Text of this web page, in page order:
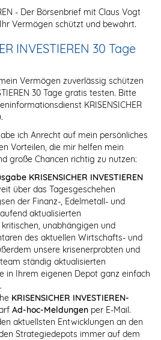
- Der Börsenbrief mit Claus Vogt
Vermögen schützt und bewahrt.
INVESTIEREN 30 Tage
Vermögen zuverlässig schützen
30 Tage gratis testen. Bitte
KRISENSICHER
ich Anrecht auf mein persönliches
Vorteilen, die mir helfen mein
große Chancen richtig zu nutzen:
KRISENSICHER INVESTIEREN
über das Tagesgeschehen
der Finanz-, Edelmetall- und
aktualisierten
unabhängigen und
des aktuellen Wirtschafts- und
unsere krisenerprobten und
ständig aktualisierten
in Ihrem eigenen Depot ganz einfach
KRISENSICHER INVESTIEREN-
Ad-hoc-Meldungen per E-Mail.
aktuellsten Entwicklungen an den
Strategiedepots immer auf dem